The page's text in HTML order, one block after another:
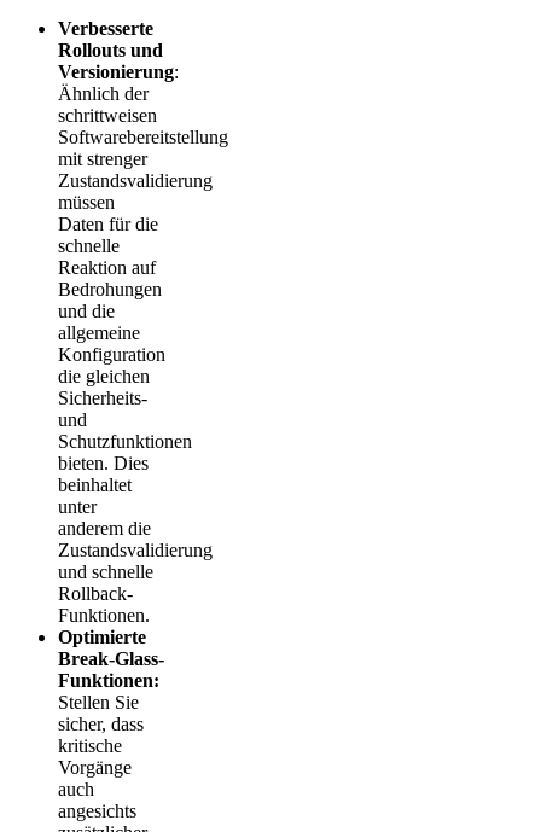
Verbesserte
Rollouts und
Versionierung:
Ähnlich der
schrittweisen
Softwarebereitstellung
mit strenger
Zustandsvalidierung
müssen
Daten für die
schnelle
Reaktion auf
Bedrohungen
und die
allgemeine
Konfiguration
die gleichen
Sicherheits-
und
Schutzfunktionen
bieten. Dies
beinhaltet
unter
anderem die
Zustandsvalidierung
und schnelle
Rollback-
Funktionen.
Optimierte
Break-Glass-
Funktionen:
Stellen Sie
sicher, dass
kritische
Vorgänge
auch
angesichts